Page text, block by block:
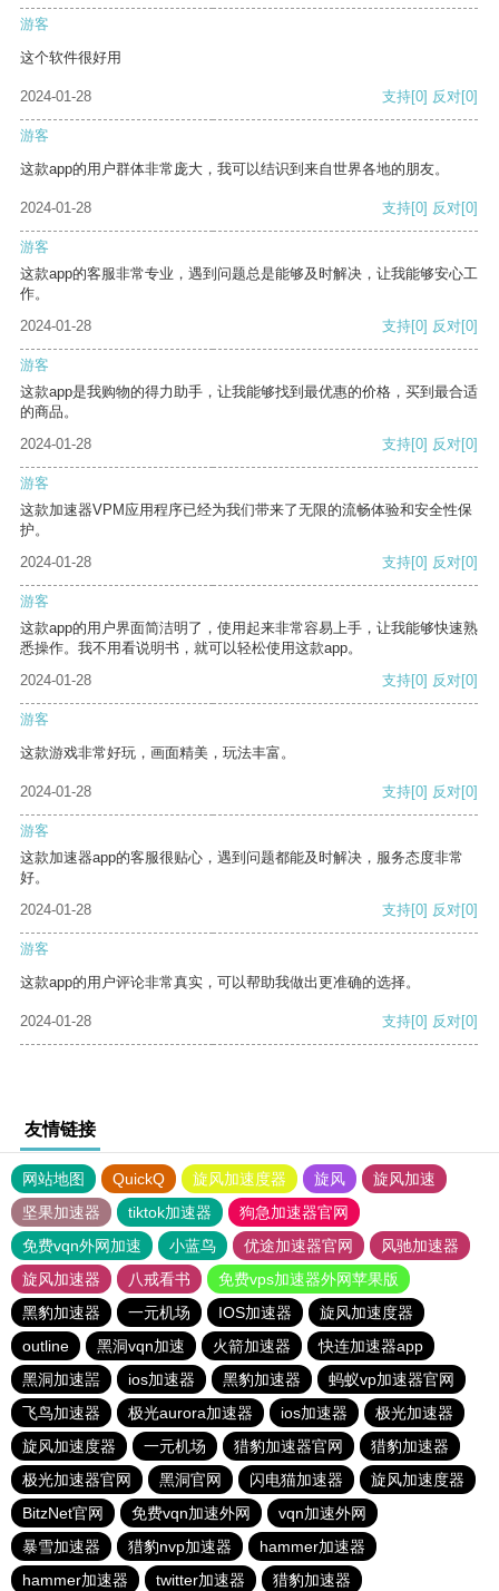
游客
这个软件很好用
2024-01-28 支持[0] 反对[0]
游客
这款app的用户群体非常庞大，我可以结识到来自世界各地的朋友。
2024-01-28 支持[0] 反对[0]
游客
这款app的客服非常专业，遇到问题总是能够及时解决，让我能够安心工
作。
2024-01-28
支持[0] 反对[0]
游客
这款app是我购物的得力助手，让我能够找到最优惠的价格，买到最合适
的商品。
2024-01-28
支持[0] 反对[0]
游客
这款加速器VPM应用程序已经为我们带来了无限的流畅体验和安全性保
护。
2024-01-28
支持[0] 反对[0]
游客
这款app的用户界面简洁明了，使用起来非常容易上手，让我能够快速熟
悉操作。我不用看说明书，就可以轻松使用这款app。
2024-01-28
支持[0] 反对[0]
游客
这款游戏非常好玩，画面精美，玩法丰富。
2024-01-28 支持[0] 反对[0]
游客
这款加速器app的客服很贴心，遇到问题都能及时解决，服务态度非常
好。
2024-01-28
支持[0] 反对[0]
游客
这款app的用户评论非常真实，可以帮助我做出更准确的选择。
2024-01-28 支持[0] 反对[0]
友情链接
网站地图 QuickQ 旋风加速度器 旋风
旋风加速
坚果加速器
tiktok加速器
狗急加速器官网
免费vqn外网加速
小蓝鸟 优途加速器官网
风驰加速器
旋风加速器
八戒看书
免费vps加速器外网苹果版
黑豹加速器
一元机场 IOS加速器
旋风加速度器
outline
黑洞vqn加速 火箭加速器
快连加速器app
黑洞加速噐
ios加速器 黑豹加速器
蚂蚁vp加速器官网
飞鸟加速器
极光aurora加速器 ios加速器
极光加速器
旋风加速度器
一元机场 猎豹加速器官网
猎豹加速器
极光加速器官网
黑洞官网 闪电猫加速器
旋风加速度器
BitzNet官网
免费vqn加速外网
vqn加速外网
暴雪加速器
猎豹nvp加速器
hammer加速器
hammer加速器
twitter加速器 猎豹加速器